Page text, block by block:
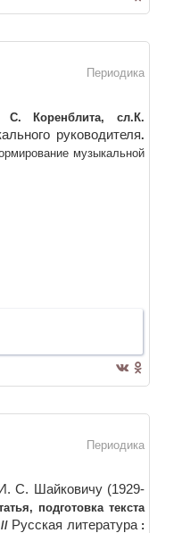
Периодика
С. Коренблита, сл.К.
руководителя.
музыкальной
Периодика
С. Шайковичу (1929-
подготовка текста
// Русская литература :